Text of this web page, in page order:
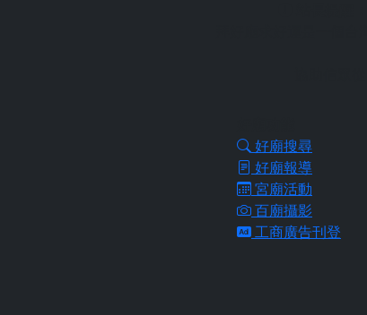
好廟搜尋
好廟報導
宮廟活動
百廟攝影
工商廣告刊登